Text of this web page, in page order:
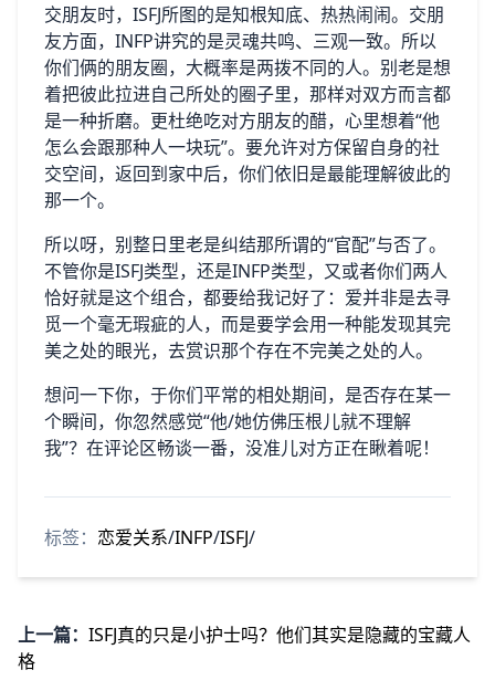
交朋友时，ISFJ所图的是知根知底、热热闹闹。交朋
友方面，INFP讲究的是灵魂共鸣、三观一致。所以
你们俩的朋友圈，大概率是两拨不同的人。别老是想
着把彼此拉进自己所处的圈子里，那样对双方而言都
是一种折磨。更杜绝吃对方朋友的醋，心里想着“他
怎么会跟那种人一块玩”。要允许对方保留自身的社
交空间，返回到家中后，你们依旧是最能理解彼此的
那一个。
所以呀，别整日里老是纠结那所谓的“官配”与否了。
不管你是ISFJ类型，还是INFP类型，又或者你们两人
恰好就是这个组合，都要给我记好了：爱并非是去寻
觅一个毫无瑕疵的人，而是要学会用一种能发现其完
美之处的眼光，去赏识那个存在不完美之处的人。
想问一下你，于你们平常的相处期间，是否存在某一
个瞬间，你忽然感觉“他/她仿佛压根儿就不理解
我”？在评论区畅谈一番，没准儿对方正在瞅着呢！
标签： 恋爱关系/INFP/ISFJ/
上一篇： ISFJ真的只是小护士吗？他们其实是隐藏的宝藏人
格